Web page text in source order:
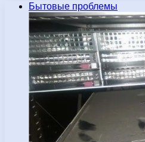
Бытовые проблемы